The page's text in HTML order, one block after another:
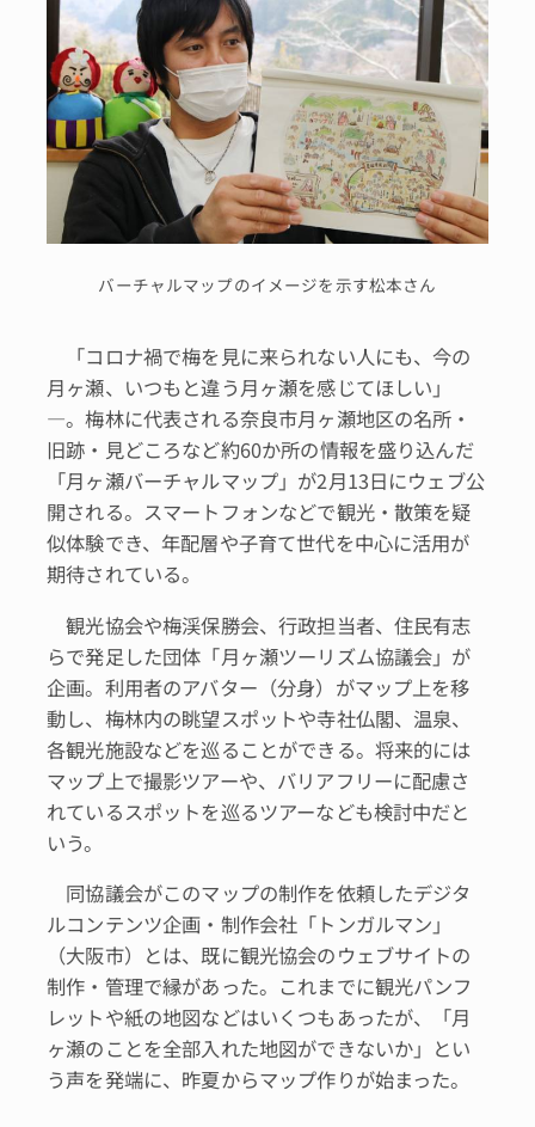
バーチャルマップのイメージを示す松本さん
「コロナ禍で梅を見に来られない人にも、今の
月ヶ瀬、いつもと違う月ヶ瀬を感じてほしい」
―。梅林に代表される奈良市月ヶ瀬地区の名所・
旧跡・見どころなど約60か所の情報を盛り込んだ
「月ヶ瀬バーチャルマップ」が2月13日にウェブ公
開される。スマートフォンなどで観光・散策を疑
似体験でき、年配層や子育て世代を中心に活用が
期待されている。
観光協会や梅渓保勝会、行政担当者、住民有志
らで発足した団体「月ヶ瀬ツーリズム協議会」が
企画。利用者のアバター（分身）がマップ上を移
動し、梅林内の眺望スポットや寺社仏閣、温泉、
各観光施設などを巡ることができる。将来的には
マップ上で撮影ツアーや、バリアフリーに配慮さ
れているスポットを巡るツアーなども検討中だと
いう。
同協議会がこのマップの制作を依頼したデジタ
ルコンテンツ企画・制作会社「トンガルマン」
（大阪市）とは、既に観光協会のウェブサイトの
制作・管理で縁があった。これまでに観光パンフ
レットや紙の地図などはいくつもあったが、「月
ヶ瀬のことを全部入れた地図ができないか」とい
う声を発端に、昨夏からマップ作りが始まった。